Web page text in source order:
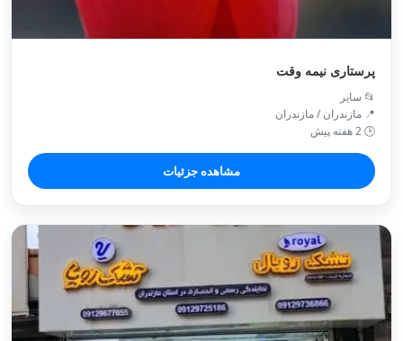
پرستاری نیمه وقت
📂 سایر
📍 مازندران / مازندران
🕒 2 هفته پیش
مشاهده جزئیات